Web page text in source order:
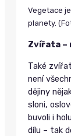
Vegetace
planety.
Zvířata –
Také
není
dějiny
sloni,
buvoli i
dílu – tak